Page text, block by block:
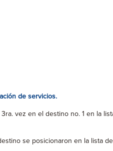
de servicios.
vez en el destino no. 1 en la
se posicionaron en la lista